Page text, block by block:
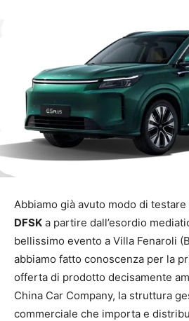
Abbiamo già avuto modo di
DFSK a partire dall’esordio
bellissimo evento a Villa Fenaroli
abbiamo fatto conoscenza per la
offerta di prodotto decisamente
China Car Company, la struttura
commerciale che importa e